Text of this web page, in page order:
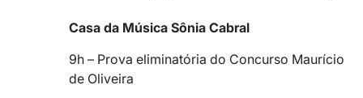
Casa da Música Sônia Cabral
9h – Prova eliminatória do Concurso Maurício
de Oliveira